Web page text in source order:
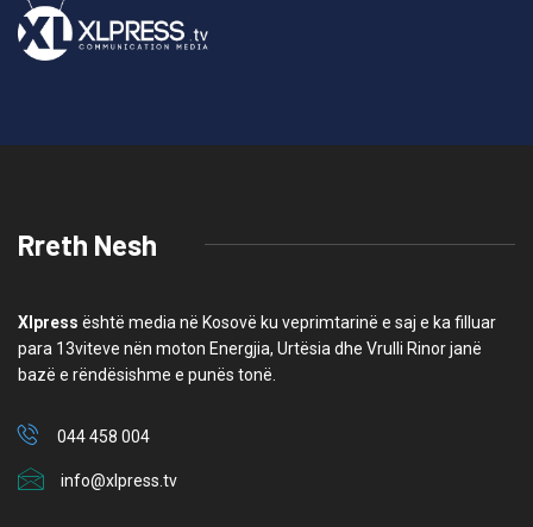
Rreth Nesh
Xlpress është media në Kosovë ku veprimtarinë e saj e ka filluar
para 13viteve nën moton Energjia, Urtësia dhe Vrulli Rinor janë
bazë e rëndësishme e punës tonë.
044 458 004
info@xlpress.tv